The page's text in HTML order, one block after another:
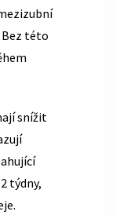
Bez této
snížit
týdny,